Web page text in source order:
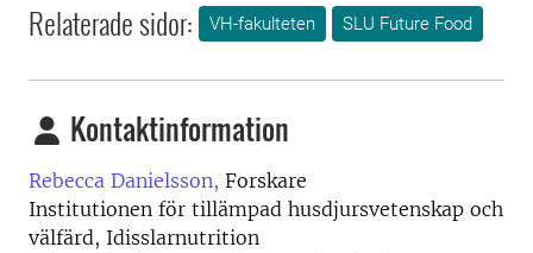
Relaterade sidor: VH-fakulteten SLU Future Food
Kontaktinformation
Rebecca Danielsson, Forskare
Institutionen för tillämpad husdjursvetenskap och
välfärd, Idisslarnutrition